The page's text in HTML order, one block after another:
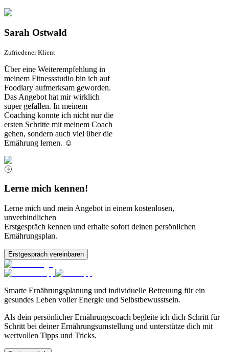
Sarah Ostwald
Zufriedener Klient
Über eine Weiterempfehlung in
meinem Fitnessstudio bin ich auf
Foodiary aufmerksam geworden.
Das Angebot hat mir wirklich
super gefallen. In meinem
Coaching konnte ich nicht nur die
ersten Schritte mit meinem Coach
gehen, sondern auch viel über die
Ernährung lernen. ☺️
Lerne mich kennen!
Lerne mich und mein Angebot in einem kostenlosen,
unverbindlichen
Erstgespräch kennen und erhalte sofort deinen persönlichen
Ernährungsplan.
Erstgespräch vereinbaren
Smarte Ernährungsplanung und individuelle Betreuung für ein
gesundes Leben voller Energie und Selbstbewusstsein.
Als dein persönlicher Ernährungscoach begleite ich dich Schritt für
Schritt bei deiner Ernährungsumstellung und unterstütze dich mit
wertvollen Tipps und Tricks.